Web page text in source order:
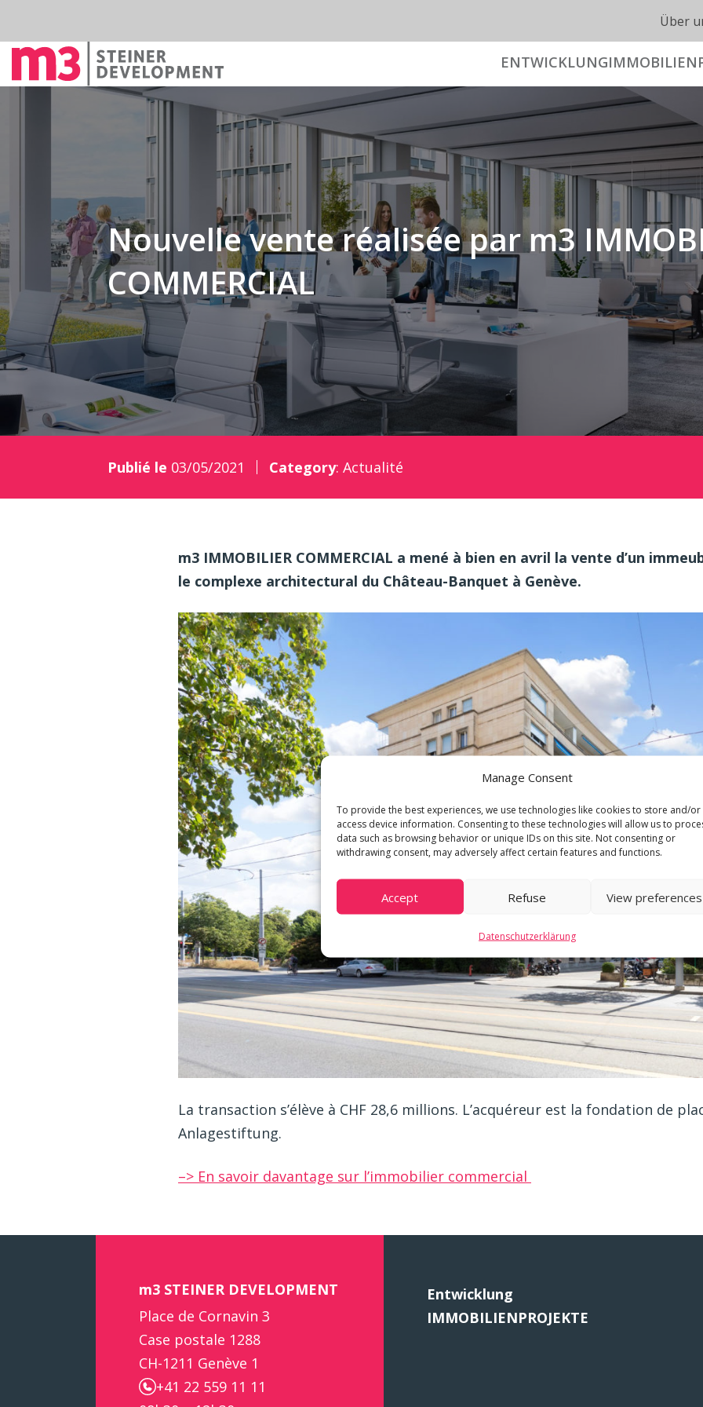
Manage Consent
To provide the best experiences, we use technologies like cookies to store and/or
access device information. Consenting to these technologies will allow us to
data such as browsing behavior or unique IDs on this site. Not consenting or
withdrawing consent, may adversely affect certain features and functions.
Accept Refuse View preferences
Datenschutzerklärung
Über
ENTWICKLUNG
Nouvelle vente réalisée par m3
COMMERCIAL
Publié le 03/05/2021 Category: Actualité
m3 IMMOBILIER COMMERCIAL a mené à bien en avril la vente d’un
le complexe architectural du Château-Banquet à Genève.
La transaction s’élève à CHF 28,6 millions. L’acquéreur est la fondation de
Anlagestiftung.
–> En savoir davantage sur l’immobilier commercial
m3 STEINER DEVELOPMENT
Place de Cornavin 3
Case postale 1288
CH-1211 Genève 1
+41 22 559 11 11
Entwicklung
IMMOBILIENPROJEKTE